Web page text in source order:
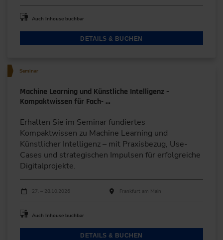
Auch Inhouse buchbar
DETAILS & BUCHEN
Seminar
Machine Learning und Künstliche Intelligenz –
Kompaktwissen für Fach- …
Erhalten Sie im Seminar fundiertes
Kompaktwissen zu Machine Learning und
Künstlicher Intelligenz – mit Praxisbezug, Use-
Cases und strategischen Impulsen für erfolgreiche
Digitalprojekte.
Durchführungen
Veranstaltungsdatum Veranstaltungsort
27. – 28.10.2026 Frankfurt am Main
Auch Inhouse buchbar
DETAILS & BUCHEN